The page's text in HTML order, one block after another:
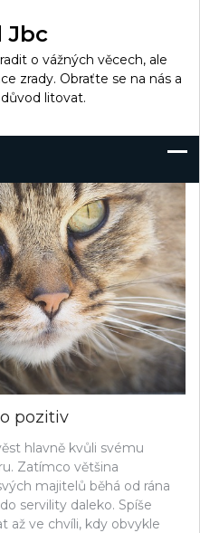
Jbc
o vážných věcech, ale
zrady. Obraťte se na nás a
litovat.
pozitiv
hlavně kvůli svému
Zatímco většina
majitelů běhá od rána
servility daleko. Spíše
až ve chvíli, kdy obvykle